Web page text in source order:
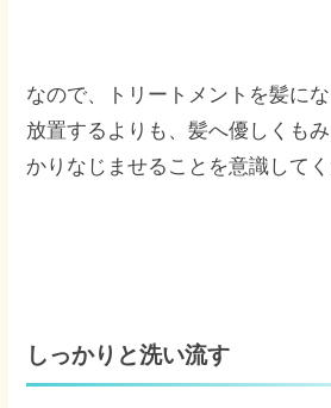
なので、トリートメントを髪に
放置するよりも、髪へ優しくも
かりなじませることを意識してく
しっかりと洗い流す